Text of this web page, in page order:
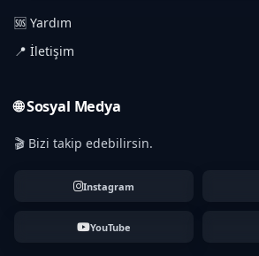
🆘 Yardım
📍 İletişim
🌐 Sosyal Medya
🎬 Bizi takip edebilirsin.
Instagram
YouTube